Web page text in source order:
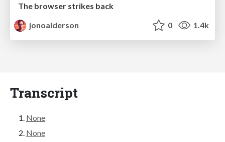
The browser strikes back
jonoalderson
0 1.4k
Transcript
None
None